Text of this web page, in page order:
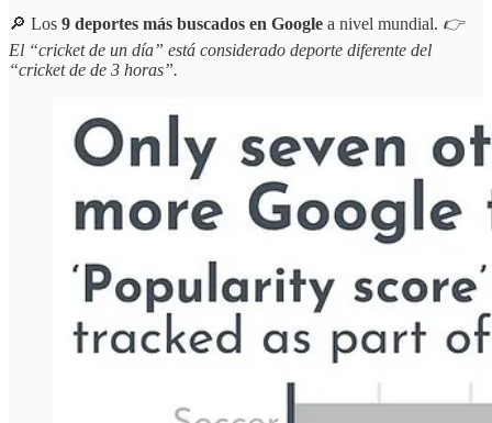
🔎 Los 9 deportes más buscados en Google a nivel mundial. 👉
El “cricket de un día” está considerado deporte diferente del
“cricket de de 3 horas”.